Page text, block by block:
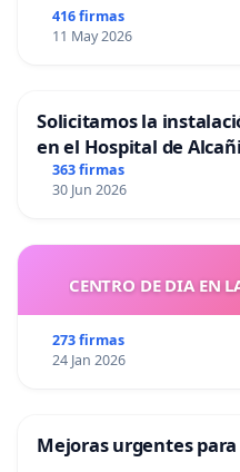
416 firmas
11 May 2026
Solicitamos la
en el Hospital de
363 firmas
30 Jun 2026
CENTRO DE DIA EN
273 firmas
24 Jan 2026
Mejoras urgentes